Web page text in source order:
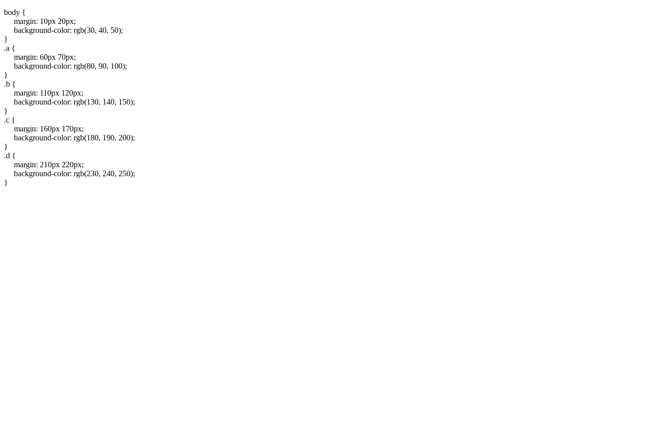
body {
margin: 10px 20px;
background-color: rgb(30, 40, 50);
}
.a {
margin: 60px 70px;
background-color: rgb(80, 90, 100);
}
.b {
margin: 110px 120px;
background-color: rgb(130, 140, 150);
}
.c {
margin: 160px 170px;
background-color: rgb(180, 190, 200);
}
.d {
margin: 210px 220px;
background-color: rgb(230, 240, 250);
}